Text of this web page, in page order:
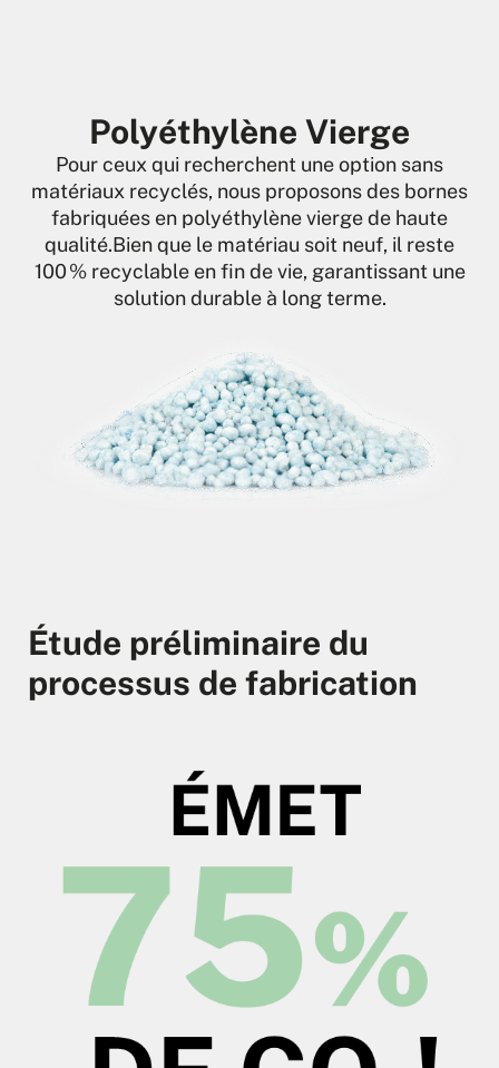
Polyéthylène Vierge
Pour ceux qui recherchent une option sans
matériaux recyclés, nous proposons des bornes
fabriquées en polyéthylène vierge de haute
qualité.Bien que le matériau soit neuf, il reste
100 % recyclable en fin de vie, garantissant une
solution durable à long terme.
Étude préliminaire du
processus de fabrication